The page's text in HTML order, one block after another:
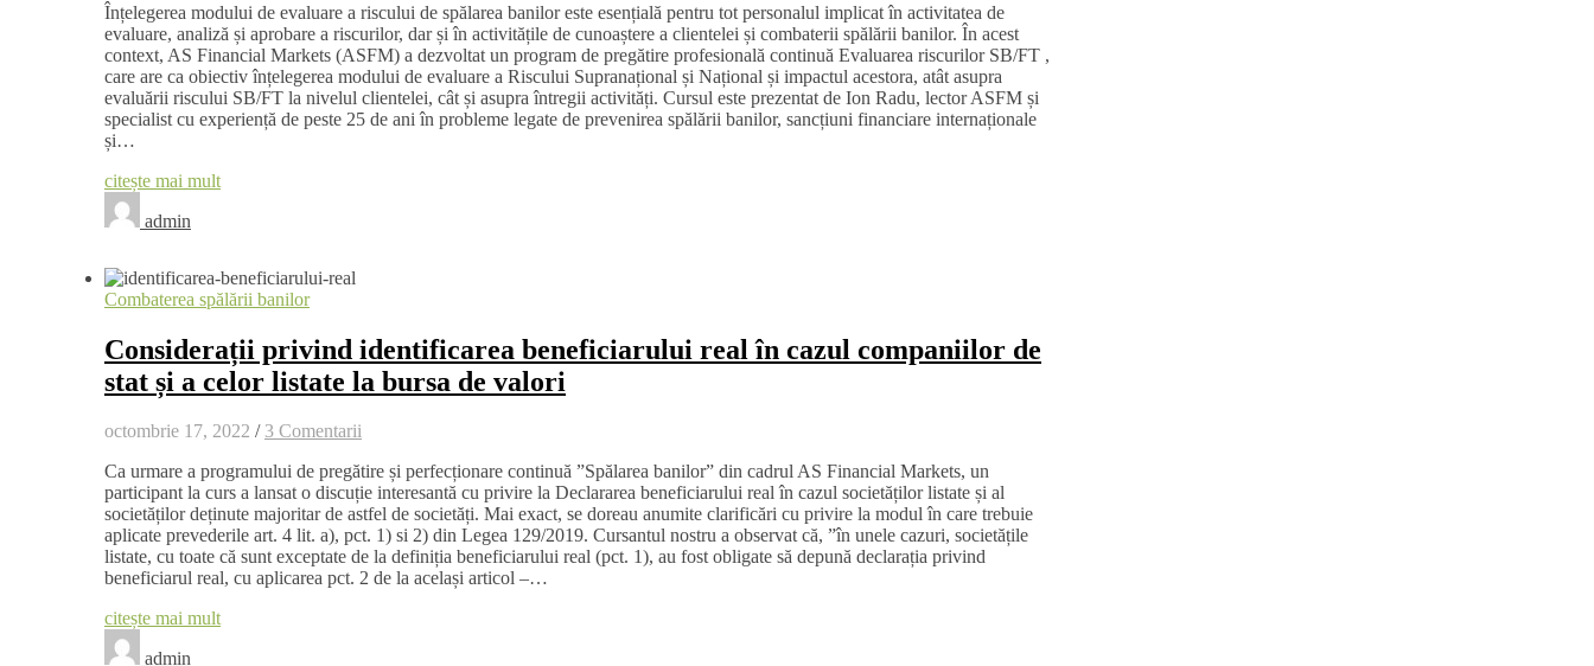
Înțelegerea modului de evaluare a riscului de spălarea banilor este esențială pentru tot personalul implicat în activitatea de
evaluare, analiză și aprobare a riscurilor, dar și în activitățile de cunoaștere a clientelei și combaterii spălării banilor. În acest
context, AS Financial Markets (ASFM) a dezvoltat un program de pregătire profesională continuă Evaluarea riscurilor SB/FT ,
care are ca obiectiv înțelegerea modului de evaluare a Riscului Supranațional și Național și impactul acestora, atât asupra
evaluării riscului SB/FT la nivelul clientelei, cât și asupra întregii activități. Cursul este prezentat de Ion Radu, lector ASFM și
specialist cu experiență de peste 25 de ani în probleme legate de prevenirea spălării banilor, sancțiuni financiare internaționale
și…
citește mai mult
admin
Combaterea spălării banilor
Considerații privind identificarea beneficiarului real în cazul companiilor de
stat și a celor listate la bursa de valori
octombrie 17, 2022 / 3 Comentarii
Ca urmare a programului de pregătire și perfecționare continuă ”Spălarea banilor” din cadrul AS Financial Markets, un
participant la curs a lansat o discuție interesantă cu privire la Declararea beneficiarului real în cazul societăților listate și al
societăților deținute majoritar de astfel de societăți. Mai exact, se doreau anumite clarificări cu privire la modul în care trebuie
aplicate prevederile art. 4 lit. a), pct. 1) si 2) din Legea 129/2019. Cursantul nostru a observat că, ”în unele cazuri, societățile
listate, cu toate că sunt exceptate de la definiția beneficiarului real (pct. 1), au fost obligate să depună declarația privind
beneficiarul real, cu aplicarea pct. 2 de la același articol –…
citește mai mult
admin